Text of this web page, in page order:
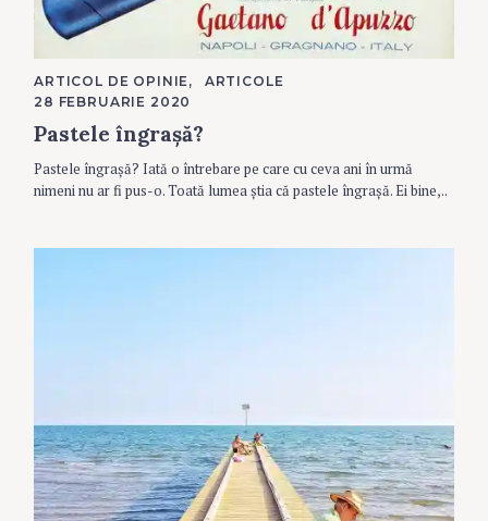
C
A
T
E
G
R
I
E
ARTICOL DE OPINIE
ARTICOLE
28 FEBRUARIE 2020
Pastele îngrașă?
Pastele îngrașă? Iată o întrebare pe care cu ceva ani în urmă
nimeni nu ar fi pus-o. Toată lumea știa că pastele îngrașă. Ei bine,..